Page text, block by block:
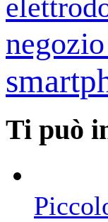
negozio
Ti può